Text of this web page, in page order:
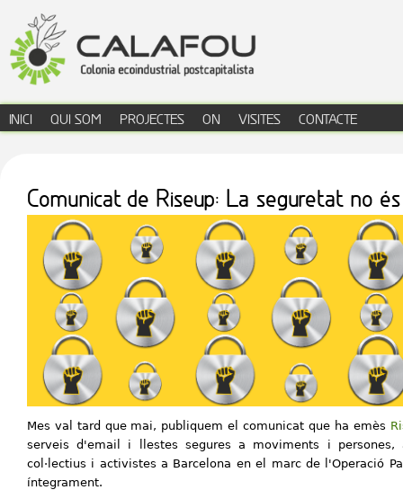
Comunicat de Riseup: La seguretat no
Mes val tard que mai, publiquem el comunicat que ha emès
serveis d'email i llestes segures a moviments i
col·lectius i activistes a Barcelona en el marc de l'Operació
íntegrament.
menú principal
INICI QUI SOM PROJECTES ON VISITES CONTACTE